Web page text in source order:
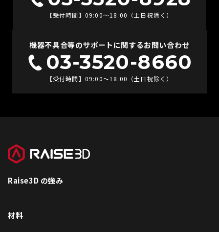
【受付時間】09:00〜18:00（土日祝除く）
機器不具合等のサポートに関するお問い合わせ
03-3520-8660
【受付時間】09:00〜18:00（土日祝除く）
Raise3D の強み
材料